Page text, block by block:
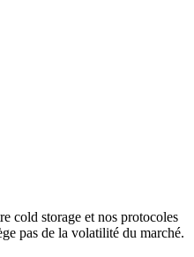
cold storage et nos protocoles
pas de la volatilité du marché.